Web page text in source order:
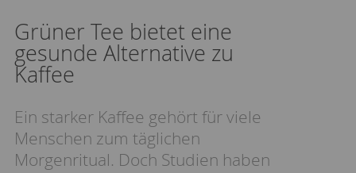
Grüner Tee bietet eine
gesunde Alternative zu
Kaffee
Ein starker Kaffee gehört für viele
Menschen zum täglichen
Morgenritual. Doch Studien haben